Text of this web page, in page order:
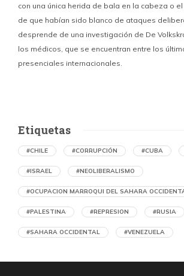
con una única herida de bala en la cabeza o
de que habían sido blanco de ataques
desprende de una investigación de De
los médicos, que se encuentran entre los
presenciales internacionales.
Ejecución de niños palestinos
Etiquetas
#CHILE #CORRUPCIÓN #CUBA
#ISRAEL #NEOLIBERALISMO
#OCUPACION MARROQUI DEL SAHARA
#PALESTINA #REPRESION #RUSIA
#SAHARA OCCIDENTAL #VENEZUELA